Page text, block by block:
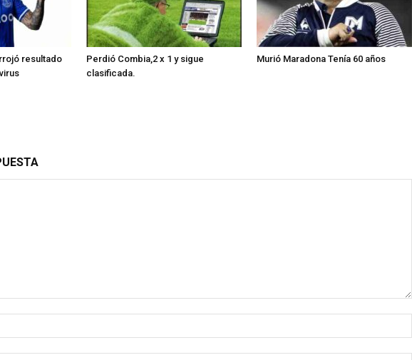
resultado
Perdió Combia,2 x 1 y sigue
clasificada.
Murió Maradona Tenía 60 años